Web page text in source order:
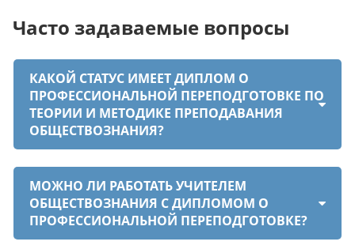
Часто задаваемые вопросы
КАКОЙ СТАТУС ИМЕЕТ ДИПЛОМ О
ПРОФЕССИОНАЛЬНОЙ ПЕРЕПОДГОТОВКЕ ПО
ТЕОРИИ И МЕТОДИКЕ ПРЕПОДАВАНИЯ
ОБЩЕСТВОЗНАНИЯ?
МОЖНО ЛИ РАБОТАТЬ УЧИТЕЛЕМ
ОБЩЕСТВОЗНАНИЯ С ДИПЛОМОМ О
ПРОФЕССИОНАЛЬНОЙ ПЕРЕПОДГОТОВКЕ?